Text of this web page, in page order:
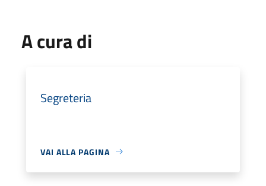
A cura di
Segreteria
VAI ALLA PAGINA